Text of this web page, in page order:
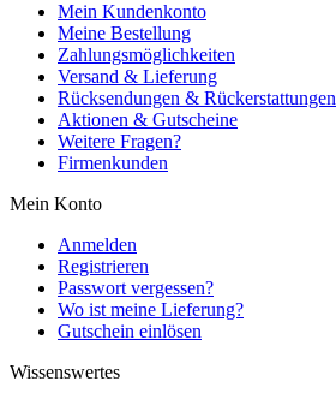
Mein Kundenkonto
Meine Bestellung
Zahlungsmöglichkeiten
Versand & Lieferung
Rücksendungen & Rückerstattungen
Aktionen & Gutscheine
Weitere Fragen?
Firmenkunden
Mein Konto
Anmelden
Registrieren
Passwort vergessen?
Wo ist meine Lieferung?
Gutschein einlösen
Wissenswertes